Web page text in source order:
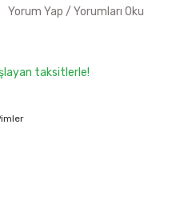
Yorum Yap / Yorumları Oku
taksitlerle!